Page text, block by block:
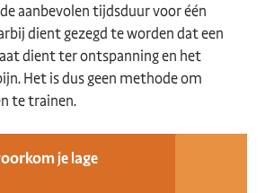
aanbevolen tijdsduur voor één
dient gezegd te worden dat een
dient ter ontspanning en het
Het is dus geen methode om
te trainen.
je lage